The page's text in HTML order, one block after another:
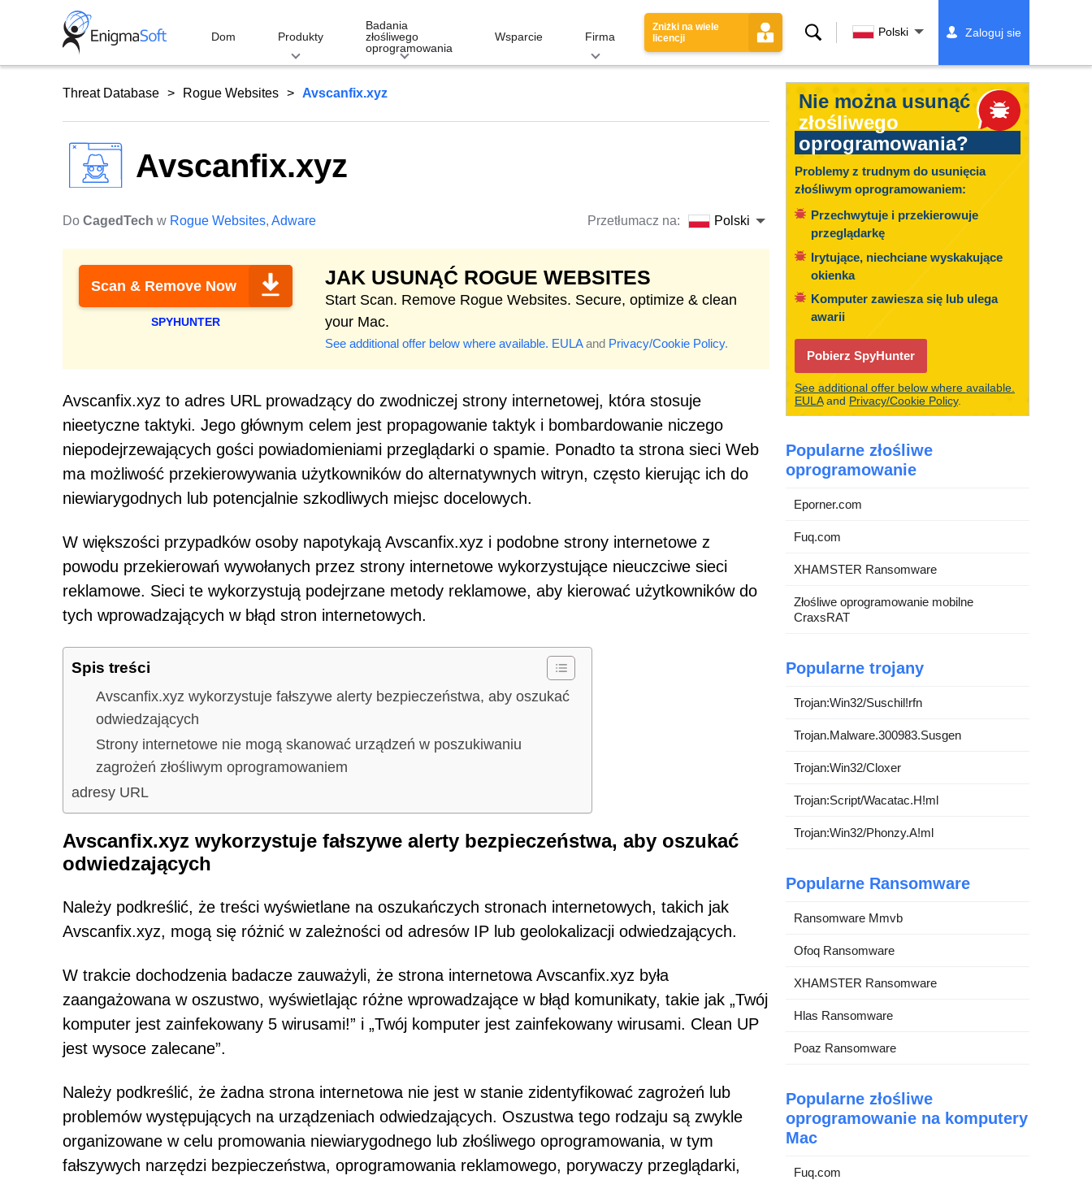
Dom Produkty
Badania
złośliwego
oprogramowania
Wsparcie Firma
Zniżki na wiele
licencji
Szukaj Polski Zaloguj sie
Threat Database Rogue Websites Avscanfix.xyz
Avscanfix.xyz
Do CagedTech w Rogue Websites, Adware Przetłumacz na: Polski
Scan & Remove Now
SPYHUNTER
JAK USUNĄĆ ROGUE WEBSITES
Start Scan. Remove Rogue Websites. Secure, optimize & clean
your Mac.
See additional offer below where available. EULAand Privacy/Cookie Policy.
Avscanfix.xyz to adres URL prowadzący do zwodniczej strony internetowej, która stosuje
nieetyczne taktyki. Jego głównym celem jest propagowanie taktyk i bombardowanie niczego
niepodejrzewających gości powiadomieniami przeglądarki o spamie. Ponadto ta strona sieci Web
ma możliwość przekierowywania użytkowników do alternatywnych witryn, często kierując ich do
niewiarygodnych lub potencjalnie szkodliwych miejsc docelowych.
W większości przypadków osoby napotykają Avscanfix.xyz i podobne strony internetowe z
powodu przekierowań wywołanych przez strony internetowe wykorzystujące nieuczciwe sieci
reklamowe. Sieci te wykorzystują podejrzane metody reklamowe, aby kierować użytkowników do
tych wprowadzających w błąd stron internetowych.
Spis treści
Avscanfix.xyz wykorzystuje fałszywe alerty bezpieczeństwa, aby oszukać
odwiedzających
Strony internetowe nie mogą skanować urządzeń w poszukiwaniu
zagrożeń złośliwym oprogramowaniem
adresy URL
Avscanfix.xyz wykorzystuje fałszywe alerty bezpieczeństwa, aby oszukać
odwiedzających
Należy podkreślić, że treści wyświetlane na oszukańczych stronach internetowych, takich jak
Avscanfix.xyz, mogą się różnić w zależności od adresów IP lub geolokalizacji odwiedzających.
W trakcie dochodzenia badacze zauważyli, że strona internetowa Avscanfix.xyz była
zaangażowana w oszustwo, wyświetlając różne wprowadzające w błąd komunikaty, takie jak „Twój
komputer jest zainfekowany 5 wirusami!” i „Twój komputer jest zainfekowany wirusami. Clean UP
jest wysoce zalecane”.
Należy podkreślić, że żadna strona internetowa nie jest w stanie zidentyfikować zagrożeń lub
problemów występujących na urządzeniach odwiedzających. Oszustwa tego rodzaju są zwykle
organizowane w celu promowania niewiarygodnego lub złośliwego oprogramowania, w tym
fałszywych narzędzi bezpieczeństwa, oprogramowania reklamowego, porywaczy przeglądarki,
Nie można usunąć
złośliwego
oprogramowania?
Problemy z trudnym do usunięcia
złośliwym oprogramowaniem:
Przechwytuje i przekierowuje
przeglądarkę
Irytujące, niechciane wyskakujące
okienka
Komputer zawiesza się lub ulega
awarii
Pobierz SpyHunter
See additional offer below where available.
EULAand Privacy/Cookie Policy.
Popularne złośliwe
oprogramowanie
Eporner.com
Fuq.com
XHAMSTER Ransomware
Złośliwe oprogramowanie mobilne
CraxsRAT
Popularne trojany
Trojan:Win32/Suschil!rfn
Trojan.Malware.300983.Susgen
Trojan:Win32/Cloxer
Trojan:Script/Wacatac.H!ml
Trojan:Win32/Phonzy.A!ml
Popularne Ransomware
Ransomware Mmvb
Ofoq Ransomware
XHAMSTER Ransomware
Hlas Ransomware
Poaz Ransomware
Popularne złośliwe
oprogramowanie na komputery
Mac
Fuq.com